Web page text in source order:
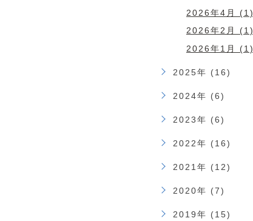
2026年4月 (1)
2026年2月 (1)
2026年1月 (1)
2025年 (16)
2024年 (6)
2023年 (6)
2022年 (16)
2021年 (12)
2020年 (7)
2019年 (15)